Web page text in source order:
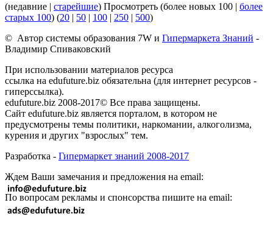
(недавние | старейшие) Просмотреть (более новых 100 | более
старых 100) (20 | 50 | 100 | 250 | 500)
© Автор системы образования 7W и Гипермаркета Знаний -
Владимир Спиваковский
При использовании материалов ресурса
ссылка на edufuture.biz обязательна (для интернет ресурсов -
гиперссылка).
edufuture.biz 2008-2017© Все права защищены.
Сайт edufuture.biz является порталом, в котором не
предусмотрены темы политики, наркомании, алкоголизма,
курения и других "взрослых" тем.
Разработка - Гипермаркет знаний 2008-2017
Ждем Ваши замечания и предложения на email:
По вопросам рекламы и спонсорства пишите на email: